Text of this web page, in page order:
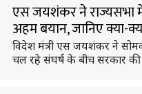
एस जयशंकर ने राज्यसभा
अहम बयान, जानिए क्या-
विदेश मंत्री एस जयशंकर ने
चल रहे संघर्ष के बीच सरकार